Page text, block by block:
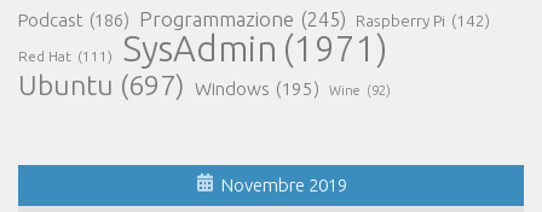
Podcast (186) Programmazione (245) Raspberry Pi (142)
Red Hat (111) SysAdmin (1971)
Ubuntu (697) Windows (195) Wine (92)
Novembre 2019